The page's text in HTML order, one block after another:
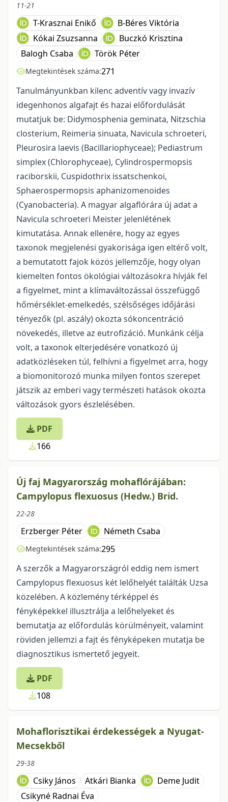
11-21
T-Krasznai Enikő
B-Béres Viktória
Kókai Zsuzsanna
Buczkó Krisztina
Balogh Csaba
Török Péter
Megtekintések száma:271
Tanulmányunkban kilenc adventív vagy invazív
idegenhonos algafajt és hazai előfordulását
mutatjuk be: Didymosphenia geminata, Nitzschia
closterium, Reimeria sinuata, Navicula schroeteri,
Pleurosira laevis (Bacillariophyceae); Pediastrum
simplex (Chlorophyceae), Cylindrospermopsis
raciborskii, Cuspidothrix issatschenkoi,
Sphaerospermopsis aphanizomenoides
(Cyanobacteria). A magyar algaflórára új adat a
Navicula schroeteri Meister jelenlétének
kimutatása. Annak ellenére, hogy az egyes
taxonok megjelenési gyakorisága igen eltérő volt,
a bemutatott fajok közös jellemzője, hogy olyan
kiemelten fontos ökológiai változásokra hívják fel
a figyelmet, mint a klímaváltozással összefüggő
hőmérséklet-emelkedés, szélsőséges időjárási
tényezők (pl. aszály) okozta sókoncentráció
növekedés, illetve az eutrofizáció. Munkánk célja
volt, a taxonok elterjedésére vonatkozó új
adatközléseken túl, felhívni a figyelmet arra, hogy
a biomonitorozó munka milyen fontos szerepet
játszik az emberi vagy természeti hatások okozta
változások gyors észlelésében.
PDF
166
Új faj Magyarország mohaflórájában:
Campylopus flexuosus (Hedw.) Brid.
22-28
Erzberger Péter Németh Csaba
Megtekintések száma:295
A szerzők a Magyarországról eddig nem ismert
Campylopus flexuosus két lelőhelyét találták Uzsa
közelében. A közlemény térképpel és
fényképekkel illusztrálja a lelőhelyeket és
bemutatja az előfordulás körülményeit, valamint
röviden jellemzi a fajt és fényképeken mutatja be
diagnosztikus ismertető jegyeit.
PDF
108
Mohaflorisztikai érdekességek a Nyugat-
Mecsekből
29-38
Csiky János Atkári Bianka
Deme Judit
Csikyné Radnai Éva